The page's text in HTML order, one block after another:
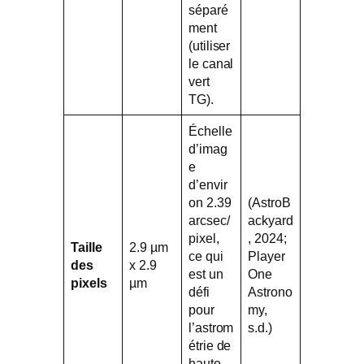
séparé
ment
(utiliser
le canal
vert
TG).
Taille
des
pixels
2.9 µm
x 2.9
µm
Échelle
d’imag
e
d’envir
on 2.39
arcsec/
pixel,
ce qui
est un
défi
pour
l’astrom
étrie de
(AstroB
ackyard
, 2024;
Player
One
Astrono
my,
s.d.)